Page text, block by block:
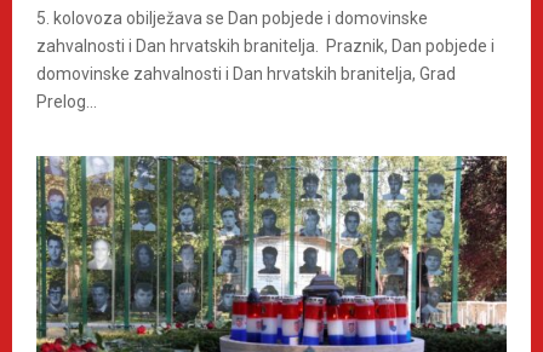
5. kolovoza obilježava se Dan pobjede i domovinske
zahvalnosti i Dan hrvatskih branitelja. Praznik, Dan pobjede i
domovinske zahvalnosti i Dan hrvatskih branitelja, Grad
Prelog...